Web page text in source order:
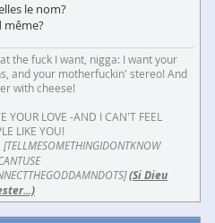
le nom?
même?
the fuck I want, nigga: I want your
and your motherfuckin' stereo! And
with cheese!
YOUR LOVE -AND I CAN'T FEEL
LIKE YOU!
[TELLMESOMETHINGIDONTKNOW
(Si Dieu